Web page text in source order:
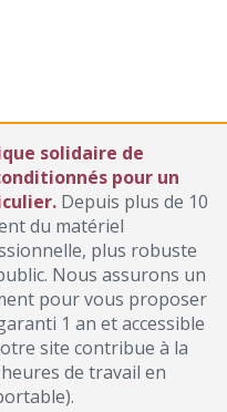
solidaire de
pour un
Depuis plus de 10
du matériel
plus robuste
Nous assurons un
pour vous proposer
1 an et accessible
site contribue à la
de travail en